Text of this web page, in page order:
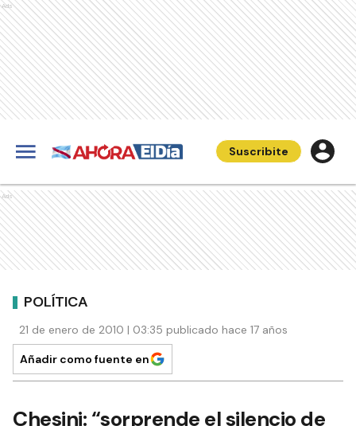
Ads
Suscribite
Ads
POLÍTICA
21 de enero de 2010 | 03:35 publicado hace 17 años
Añadir como fuente en
Chesini: “sorprende el silencio de